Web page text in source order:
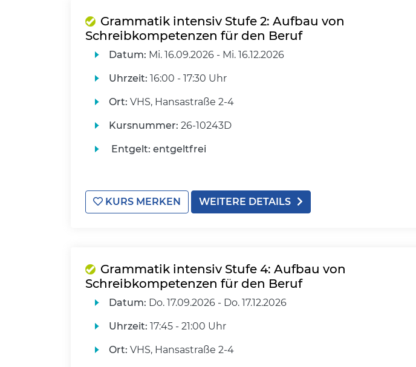
Grammatik intensiv Stufe 2: Aufbau von
Schreibkompetenzen für den Beruf
Datum: Mi. 16.09.2026 - Mi. 16.12.2026
Uhrzeit: 16:00 - 17:30 Uhr
Ort: VHS, Hansastraße 2-4
Kursnummer: 26-10243D
Entgelt: entgeltfrei
KURS MERKEN WEITERE DETAILS
Grammatik intensiv Stufe 4: Aufbau von
Schreibkompetenzen für den Beruf
Datum: Do. 17.09.2026 - Do. 17.12.2026
Uhrzeit: 17:45 - 21:00 Uhr
Ort: VHS, Hansastraße 2-4